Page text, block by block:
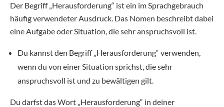
Der Begriff „Herausforderung“ ist ein im Sprachgebrauch
häufig verwendeter Ausdruck. Das Nomen beschreibt dabei
eine Aufgabe oder Situation, die sehr anspruchsvoll ist.
Du kannst den Begriff „Herausforderung“ verwenden,
wenn du von einer Situation sprichst, die sehr
anspruchsvoll ist und zu bewältigen gilt.
Du darfst das Wort „Herausforderung“ in deiner